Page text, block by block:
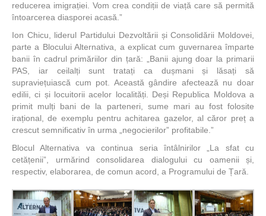
reducerea imigrației. Vom crea condiții de viață care să permită
întoarcerea diasporei acasă.”
Ion Chicu, liderul Partidului Dezvoltării și Consolidării Moldovei,
parte a Blocului Alternativa, a explicat cum guvernarea împarte
banii în cadrul primăriilor din țară: „Banii ajung doar la primarii
PAS, iar ceilalți sunt tratați ca dușmani și lăsați să
supraviețuiască cum pot. Această gândire afectează nu doar
edilii, ci și locuitorii acelor localități. Deși Republica Moldova a
primit mulți bani de la parteneri, sume mari au fost folosite
irațional, de exemplu pentru achitarea gazelor, al căror preț a
crescut semnificativ în urma „negocierilor” profitabile.”
Blocul Alternativa va continua seria întâlnirilor „La sfat cu
cetățenii”, urmărind consolidarea dialogului cu oamenii și,
respectiv, elaborarea, de comun acord, a Programului de Țară.